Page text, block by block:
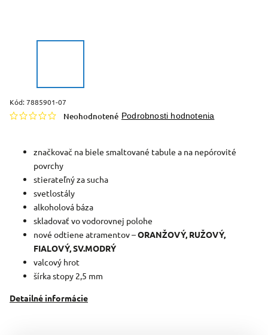
Kód:7885901-07
Neohodnotené Podrobnosti hodnotenia
značkovač na biele smaltované tabule a na nepórovité
povrchy
stierateľný za sucha
svetlostály
alkoholová báza
skladovať vo vodorovnej polohe
nové odtiene atramentov –ORANŽOVÝ, RUŽOVÝ,
FIALOVÝ, SV.MODRÝ
valcový hrot
šírka stopy 2,5 mm
Detailné informácie